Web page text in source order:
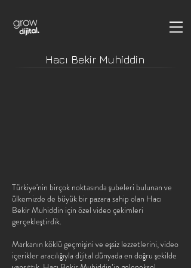
Hacı Bekir Muhiddin
Türkiye'nin birçok noktasında şubeleri bulunan ve
ülkemizde de büyük bir pazara sahip olan Hacı
Bekir Muhiddin için özel video çekimleri
gerçekleştirdik.
Markanın köklü geçmişini ve eşsiz lezzetlerini, video
içerikler aracılığıyla dijital dünyada en doğru şekilde